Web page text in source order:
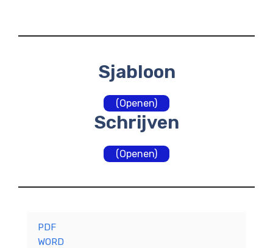
Sjabloon
(Openen)
Schrijven
(Openen)
PDF
WORD